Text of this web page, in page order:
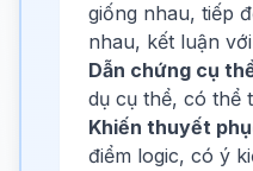
giống nhau, tiếp
nhau, kết luận
Dẫn chứng cụ
dụ cụ thể, có thể
Khiến thuyết
điểm logic, có ý